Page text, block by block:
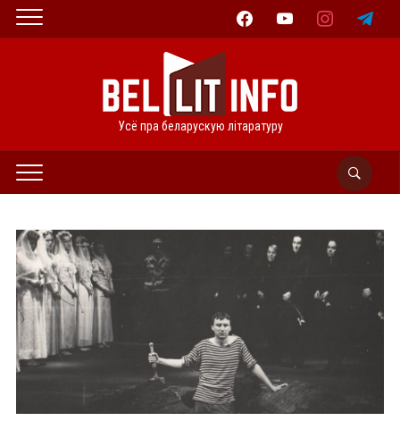
facebookyoutube instagramtelegram
Усё пра беларускую літаратуру